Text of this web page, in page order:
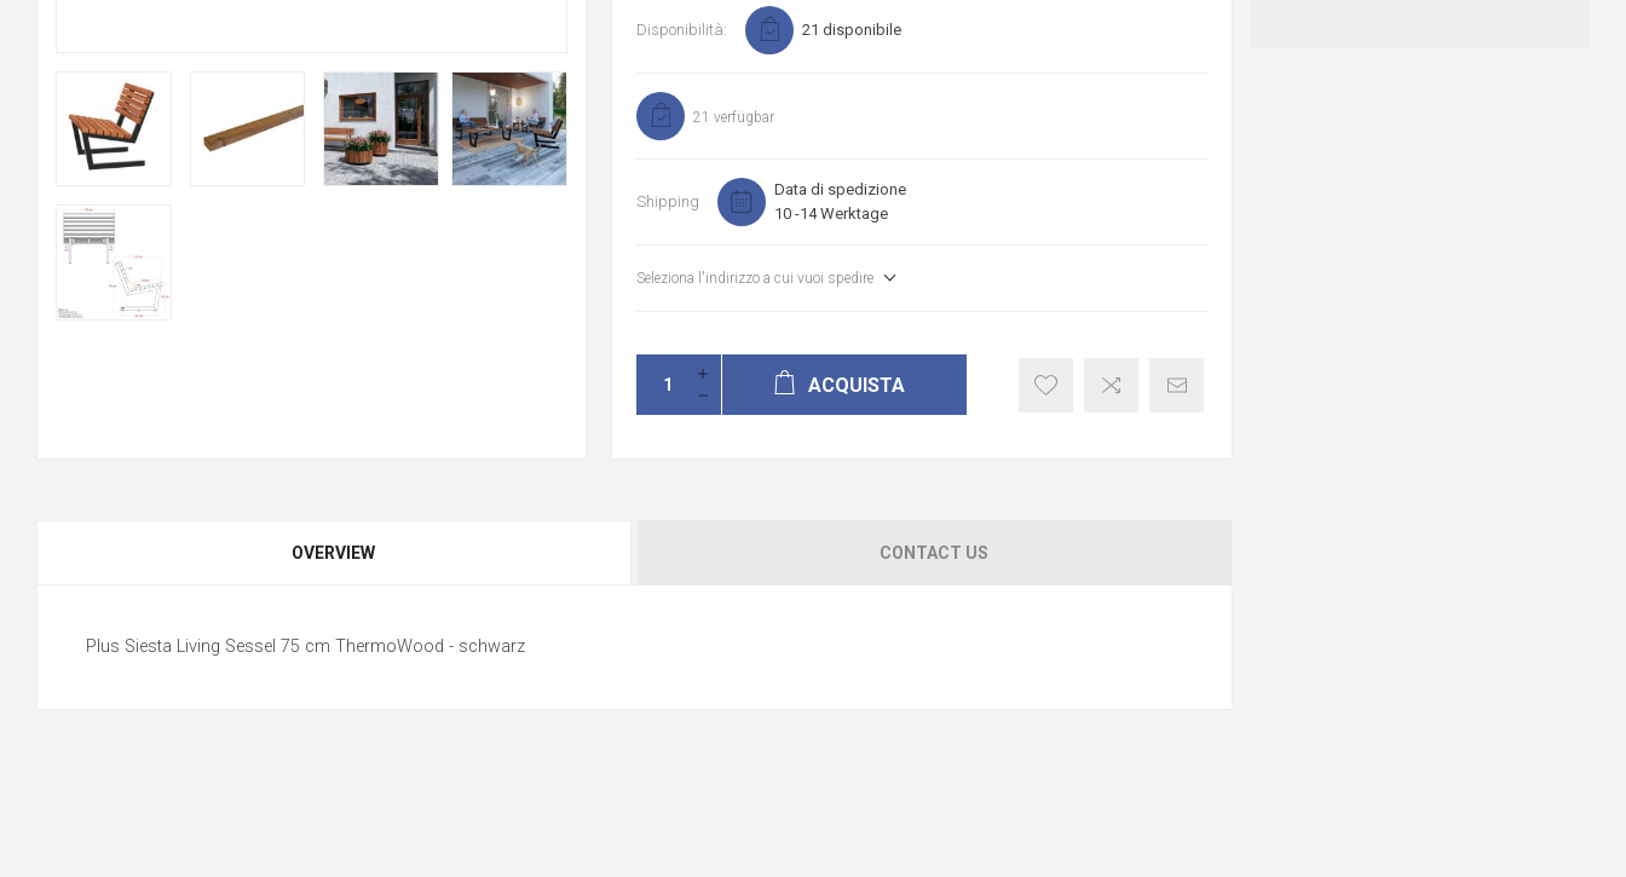
Disponibilità: 21 disponibile
21 verfügbar
Shipping
Data di spedizione
10 -14 Werktage
Seleziona l'indirizzo a cui vuoi spedire
ACQUISTA
OVERVIEW CONTACT US
Plus Siesta Living Sessel 75 cm ThermoWood - schwarz